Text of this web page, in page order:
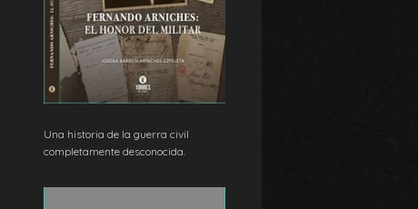
Una historia de la guerra civil
completamente desconocida.